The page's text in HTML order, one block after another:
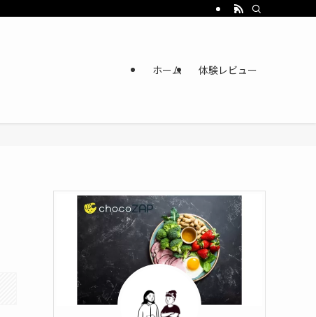
ホーム 体験レビュー